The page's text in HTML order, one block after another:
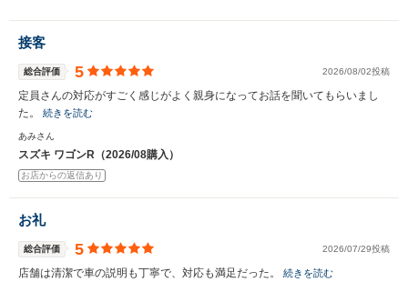
接客
総合評価 5 2026/08/02投稿
定員さんの対応がすごく感じがよく親身になってお話を聞いてもらいまし
た。 続きを読む
あみさん
スズキ ワゴンR（2026/08購入）
お店からの返信あり
お礼
総合評価 5 2026/07/29投稿
店舗は清潔で車の説明も丁寧で、対応も満足だった。 続きを読む